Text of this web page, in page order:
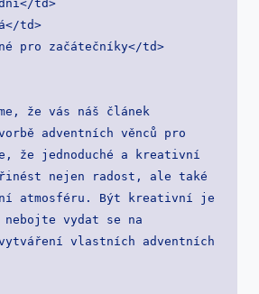
že vás náš článek
adventních věnců pro
že jednoduché a kreativní
přinést nejen radost, ale také
atmosféru. Být kreativní je
nebojte vydat se na
vlastních adventních